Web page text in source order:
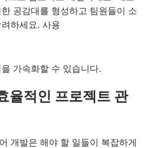
공감대를 형성하고 팀원들이 소
하세요. 사용
가속화할 수 있습니다.
율적인 프로젝트 관
개발은 해야 할 일들이 복잡하게